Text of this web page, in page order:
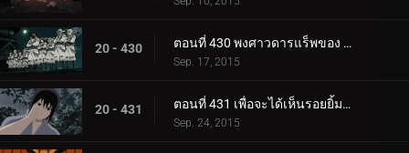
20 - 430 ตอนที่ 430 พงศาวดารแร็พของ Killer Bee: Scroll of Earth
Sep. 17, 2015
20 - 431 ตอนที่ 431 เพื่อจะได้เห็นรอยยิ้มนั้นอีกครั้งหนึ่ง
Sep. 24, 2015